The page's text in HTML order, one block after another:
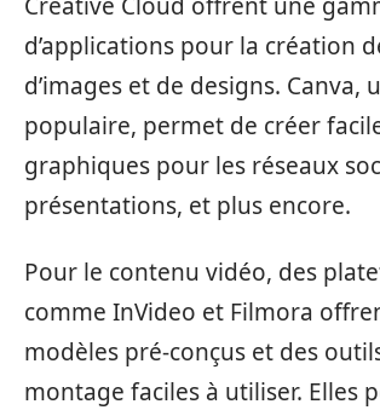
d’applications pour la création
d’images et de designs. Canva,
populaire, permet de créer
graphiques pour les réseaux
présentations, et plus encore.
Pour le contenu vidéo, des
comme InVideo et Filmora
modèles pré-conçus et des
montage faciles à utiliser. Elles